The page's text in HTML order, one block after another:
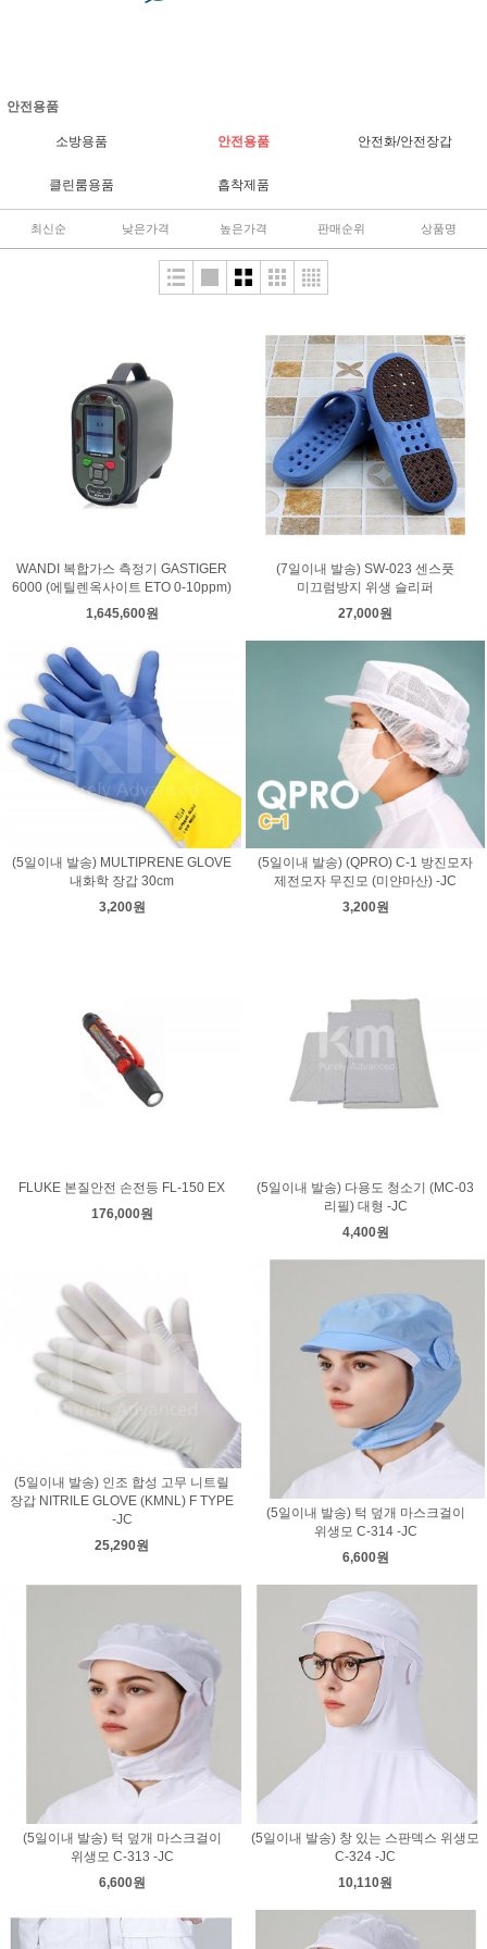
안전용품
소방용품 안전용품 안전화/안전장갑
클린룸용품 흡착제품
최신순 낮은가격 높은가격 판매순위 상품명
WANDI 복합가스 측정기 GASTIGER
6000 (에틸렌옥사이트 ETO 0-10ppm)
1,645,600원
(7일이내 발송) SW-023 센스풋
미끄럼방지 위생 슬리퍼
27,000원
(5일이내 발송) MULTIPRENE GLOVE
내화학 장갑 30cm
3,200원
(5일이내 발송) (QPRO) C-1 방진모자
제전모자 무진모 (미얀마산) -JC
3,200원
FLUKE 본질안전 손전등 FL-150 EX
176,000원
(5일이내 발송) 다용도 청소기 (MC-03
리필) 대형 -JC
4,400원
(5일이내 발송) 인조 합성 고무 니트릴
장갑 NITRILE GLOVE (KMNL) F TYPE
-JC
25,290원
(5일이내 발송) 턱 덮개 마스크걸이
위생모 C-314 -JC
6,600원
(5일이내 발송) 턱 덮개 마스크걸이
위생모 C-313 -JC
6,600원
(5일이내 발송) 창 있는 스판덱스 위생모
C-324 -JC
10,110원